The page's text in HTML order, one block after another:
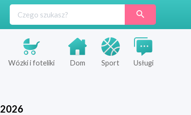
Wózki i foteliki Dom Sport Usługi
2026